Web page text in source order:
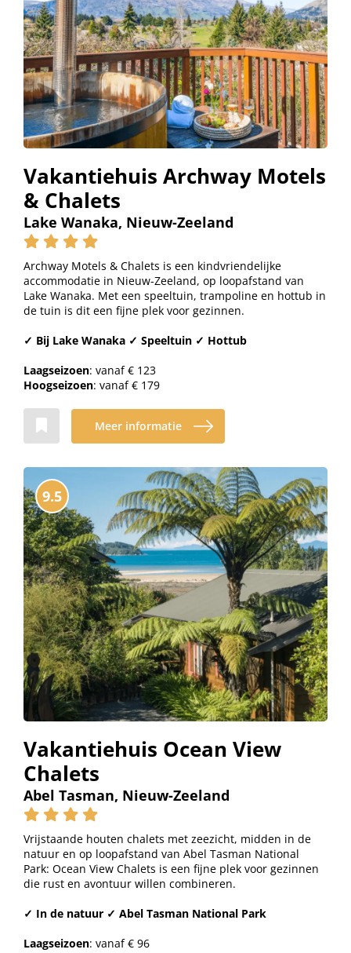
Vakantiehuis Archway Motels
& Chalets
Lake Wanaka, Nieuw-Zeeland
Archway Motels & Chalets is een kindvriendelijke
accommodatie in Nieuw-Zeeland, op loopafstand van
Lake Wanaka. Met een speeltuin, trampoline en hottub in
de tuin is dit een fijne plek voor gezinnen.
✓ Bij Lake Wanaka ✓ Speeltuin ✓ Hottub
Laagseizoen: vanaf € 123
Hoogseizoen: vanaf € 179
Meer informatie
9.5
Vakantiehuis Ocean View
Chalets
Abel Tasman, Nieuw-Zeeland
Vrijstaande houten chalets met zeezicht, midden in de
natuur en op loopafstand van Abel Tasman National
Park: Ocean View Chalets is een fijne plek voor gezinnen
die rust en avontuur willen combineren.
✓ In de natuur ✓ Abel Tasman National Park
Laagseizoen: vanaf € 96